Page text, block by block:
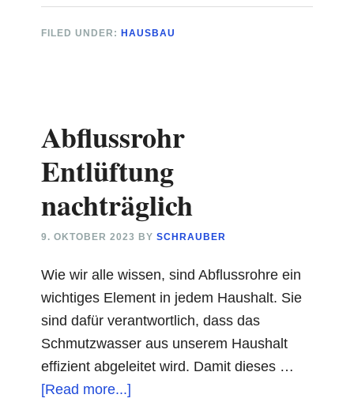
FILED UNDER: HAUSBAU
Abflussrohr
Entlüftung
nachträglich
9. OKTOBER 2023 BYSCHRAUBER
Wie wir alle wissen, sind Abflussrohre ein
wichtiges Element in jedem Haushalt. Sie
sind dafür verantwortlich, dass das
Schmutzwasser aus unserem Haushalt
effizient abgeleitet wird. Damit dieses …
[Read more...]